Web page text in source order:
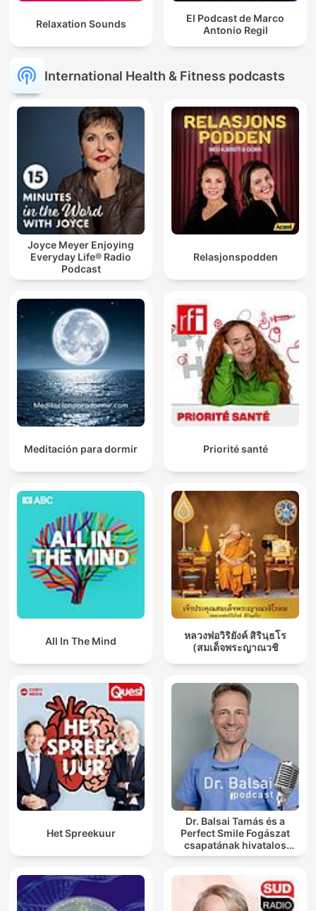
Relaxation Sounds
El Podcast de Marco
Antonio Regil
International Health & Fitness podcasts
Joyce Meyer Enjoying
Everyday Life® Radio
Podcast
Relasjonspodden
Meditación para dormir Priorité santé
All In The Mind
หลวงพ่อวิริยังค์ สิรินฺธโร
(สมเด็จพระญาณวชิ
Het Spreekuur
Dr. Balsai Tamás és a
Perfect Smile Fogászat
csapatának hivatalos
podcast csatornája